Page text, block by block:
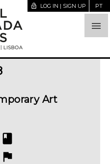

lock_open LOG IN | SIGN UP PT
Art
book
flag